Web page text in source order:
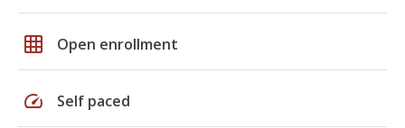
grid_on Open enrollment
speed Self paced